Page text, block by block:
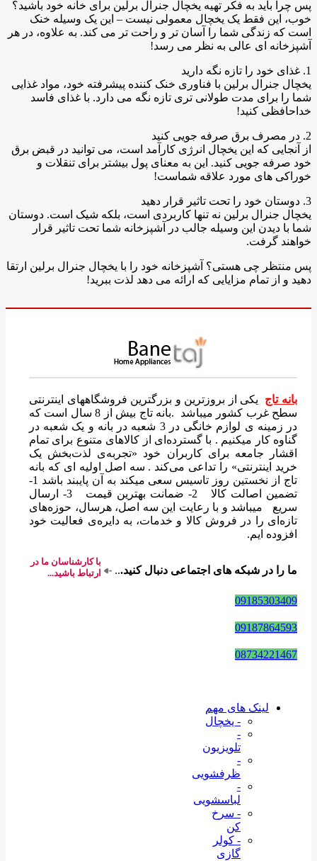
پس چرا باید به فکر تهیه یخچال جنرال برلین برای خانه خود باشید؟
خوب، این فقط یک یخچال معمولی نیست – این یک وسیله خنک
است که زندگی شما را آسان تر و راحت تر می کند. به علاوه، در هر
آشپزخانه ای عالی به نظر می رسد!
1. غذای خود را تازه نگه دارید
یخچال جنرال برلین با فناوری خنک کننده پیشرفته خود، مواد غذایی
شما را برای مدت طولانی تری تازه نگه می دارد. با غذای فاسد
خداحافظی کنید!
2. در مصرف برق صرفه جویی کنید
از آنجایی که این یخچال انرژی کارآمد است، می توانید در قبض برق
خود صرفه جویی کنید. این به معنای پول بیشتر برای تنقلات و
خوراکی های مورد علاقه شماست!
3. دوستان خود را تحت تاثیر قرار دهید
یخچال جنرال برلین نه تنها کاربردی است، بلکه شیک است. دوستان
شما با دیدن این وسیله جالب در آشپزخانه شما تحت تاثیر قرار
خواهند گرفت.
پس منتظر چی هستی؟ آشپزخانه خود را با یخچال جنرال برلین ارتقا
دهید و از تمام مزایایی که ارائه می دهد لذت ببرید!
بانه تاج یکی از بروزترین و بزرگترین فروشگاههای اینترنتی
سطح غرب کشور میباشد .بانه تاج بیش از 8 سال است که
در زمینه ی لوازم خانگی در 3 شعبه در بانه و یک شعبه در
گناوه کار میکنیم . با گسترده‌ای از کالاهای متنوع برای تمام
اقشار جامعه برای کاربران خود «تجربه‌ی لذت‌بخش یک
خرید اینترنتی» را تداعی می‌کند . سه اصل اولیه ای که بانه
تاج از نخستین روز تاسیس سعی میکند به آن پایبند باشد 1-
تضمین اصالت کالا 2- ضمانت بهترین قیمت 3- ارسال
سریع میباشد و با رعایت این سه اصل، هرسال، حوزه‌های
تازه‌ای را در فروش کالا و خدمات، به دایره‌ی فعالیت خود
افزوده ایم.
ما را در شبکه های اجتماعی دنبال کنید...
با کارشناسان ما در
ارتباط باشید...
09185303409
09187864593
08734221467
لینک های مهم
- یخچال
-
تلویزیون
-
ظرفشویی
-
لباسشویی
- سرخ
کن
- کولر
گازی